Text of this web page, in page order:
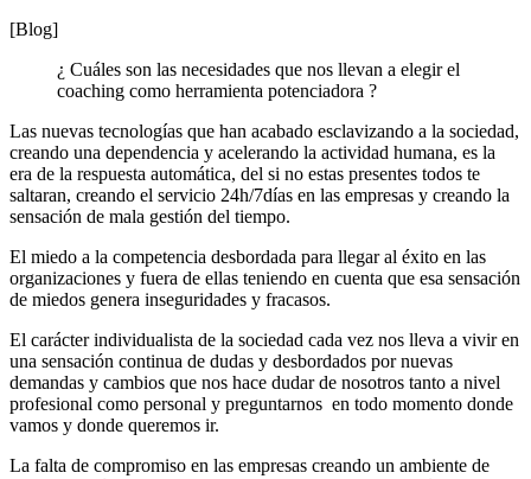
[Blog]
¿ Cuáles son las necesidades que nos llevan a elegir el
coaching como herramienta potenciadora ?
Las nuevas tecnologías que han acabado esclavizando a la sociedad,
creando una dependencia y acelerando la actividad humana, es la
era de la respuesta automática, del si no estas presentes todos te
saltaran, creando el servicio 24h/7días en las empresas y creando la
sensación de mala gestión del tiempo.
El miedo a la competencia desbordada para llegar al éxito en las
organizaciones y fuera de ellas teniendo en cuenta que esa sensación
de miedos genera inseguridades y fracasos.
El carácter individualista de la sociedad cada vez nos lleva a vivir en
una sensación continua de dudas y desbordados por nuevas
demandas y cambios que nos hace dudar de nosotros tanto a nivel
profesional como personal y preguntarnos en todo momento donde
vamos y donde queremos ir.
La falta de compromiso en las empresas creando un ambiente de